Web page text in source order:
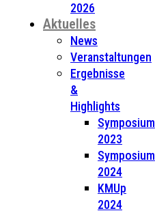
2026
Aktuelles
News
Veranstaltungen
Ergebnisse
&
Highlights
Symposium
2023
Symposium
2024
KMUp
2024